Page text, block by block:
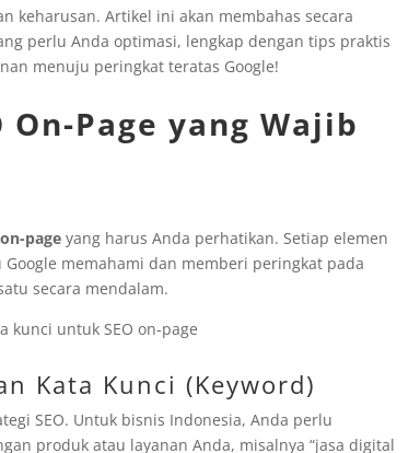
keharusan. Artikel ini akan membahas secara
perlu Anda optimasi, lengkap dengan tips praktis
menuju peringkat teratas Google!
On-Page yang Wajib
page yang harus Anda perhatikan. Setiap elemen
memahami dan memberi peringkat pada
secara mendalam.
Kata Kunci (Keyword)
SEO. Untuk bisnis Indonesia, Anda perlu
produk atau layanan Anda, misalnya “jasa digital